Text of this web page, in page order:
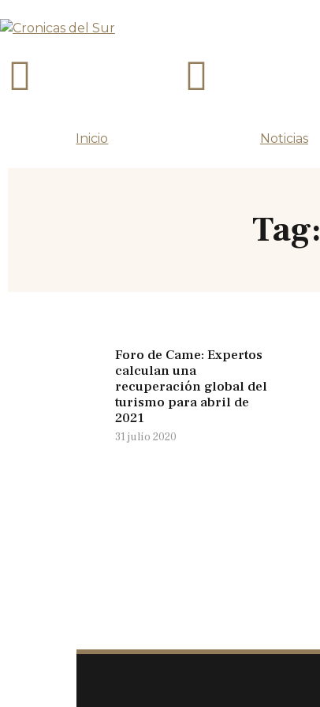
Inicio Noticias
Foro de Came: Expertos
calculan una
recuperación global del
turismo para abril de
2021
31 julio 2020